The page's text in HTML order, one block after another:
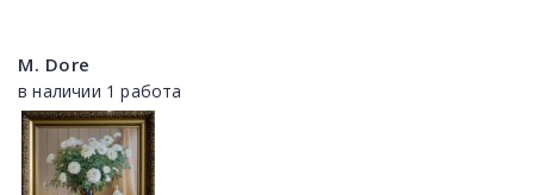
M. Dore
в наличии 1 работа